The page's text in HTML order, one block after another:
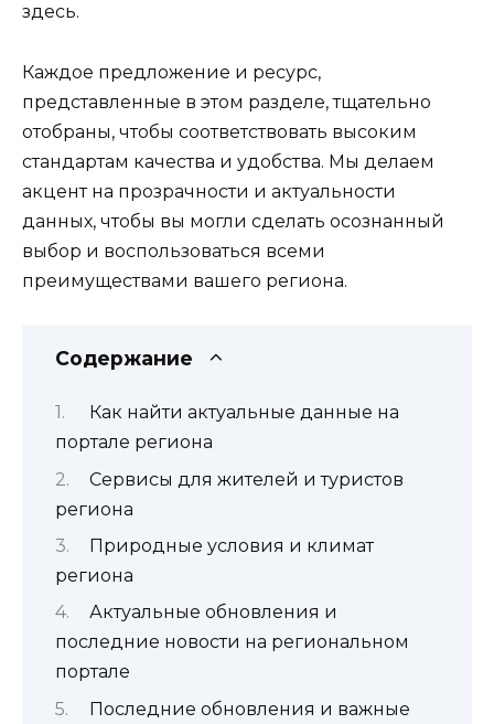
здесь.
Каждое предложение и ресурс,
представленные в этом разделе, тщательно
отобраны, чтобы соответствовать высоким
стандартам качества и удобства. Мы делаем
акцент на прозрачности и актуальности
данных, чтобы вы могли сделать осознанный
выбор и воспользоваться всеми
преимуществами вашего региона.
Содержание
Как найти актуальные данные на
портале региона
Сервисы для жителей и туристов
региона
Природные условия и климат
региона
Актуальные обновления и
последние новости на региональном
портале
Последние обновления и важные